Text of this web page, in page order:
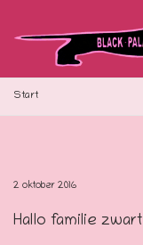
Start
2 oktober 2016
Hallo familie zwart